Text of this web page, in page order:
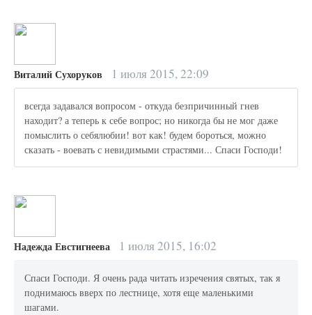
Виталий Сухоруков 1 июля 2015, 22:09
всегда задавался вопросом - откуда безпричинный гнев
находит? а теперь к себе вопрос; но никогда бы не мог даже
помыслить о себялюбии! вот как! будем бороться, можно
сказать - воевать с невидимыми страстями... Спаси Господи!
Надежда Евстигнеева 1 июля 2015, 16:02
Спаси Господи. Я очень рада читать изречения святых, так я
поднимаюсь вверх по лестнице, хотя еще маленькими
шагами.